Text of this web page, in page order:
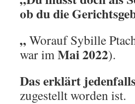
ob du die
„ Worauf Sybille
war imMai 2022).
Das erklärt
zugestellt worden ist.